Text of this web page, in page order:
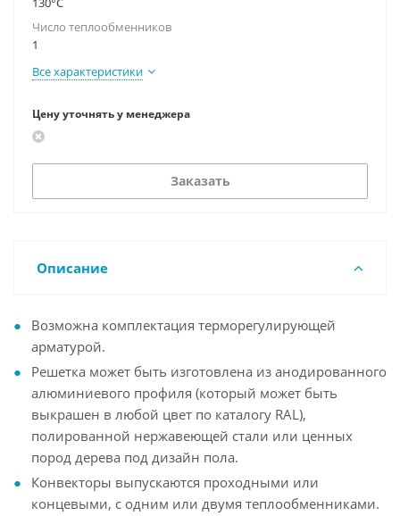
Число теплообменников
1
Все характеристики
Цену уточнять у менеджера
Заказать
Описание
Возможна комплектация терморегулирующей
арматурой.
Решетка может быть изготовлена из анодированного
алюминиевого профиля (который может быть
выкрашен в любой цвет по каталогу RAL),
полированной нержавеющей стали или ценных
пород дерева под дизайн пола.
Конвекторы выпускаются проходными или
концевыми, с одним или двумя теплообменниками.